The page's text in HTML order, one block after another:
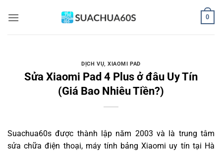
qua
0
DỊCH VỤ,XIAOMI PAD
Sửa Xiaomi Pad 4 Plus ở đâu Uy Tín
(Giá Bao Nhiêu Tiền?)
Suachua60s được thành lập năm 2003 và là trung tâm
sửa chữa điện thoại, máy tính bảng Xiaomi uy tín tại Hà